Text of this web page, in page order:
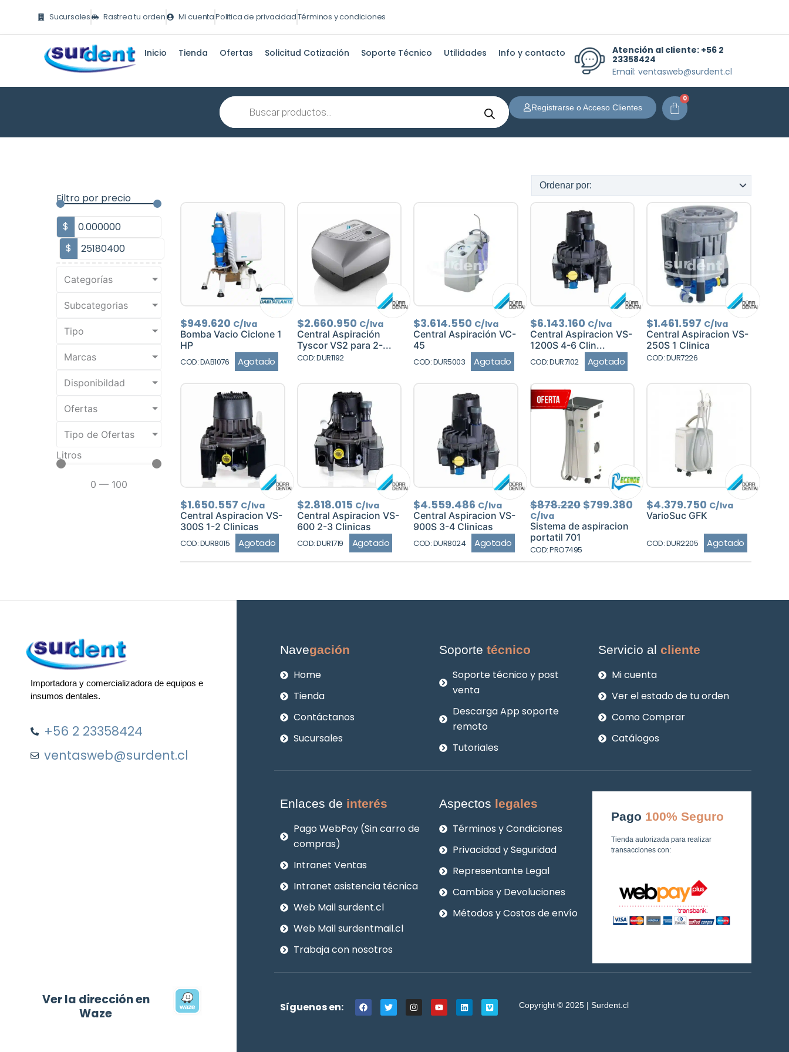
contenido
Sucursales Rastrea tu orden Mi cuentaPolitica de privacidadTérminos y condiciones
Inicio Tienda Ofertas Solicitud Cotización Soporte Técnico Utilidades Info y contacto Atención al cliente: +56 2
23358424
Email: ventasweb@surdent.cl
Búsqueda
de
productos
Registrarse o Acceso Clientes
0
Carrito
Filtro por precio
$
$
Categorías
Subcategorias
Tipo
Marcas
Disponibildad
Ofertas
Tipo de Ofertas
Litros
0— 100
$949.620 C/Iva
Bomba Vacio Ciclone 1
HP
COD: DAB1076 Agotado
$2.660.950 C/Iva
Central Aspiración
Tyscor VS2 para 2-...
COD: DUR1192
$3.614.550 C/Iva
Central Aspiración VC-
45
COD: DUR5003 Agotado
$6.143.160 C/Iva
Central Aspiracion VS-
1200S 4-6 Clin...
COD: DUR7102 Agotado
$1.461.597 C/Iva
Central Aspiracion VS-
250S 1 Clinica
COD: DUR7226
$1.650.557 C/Iva
Central Aspiracion VS-
300S 1-2 Clinicas
COD: DUR8015 Agotado
$2.818.015 C/Iva
Central Aspiracion VS-
600 2-3 Clinicas
COD: DUR1719 Agotado
$4.559.486 C/Iva
Central Aspiracion VS-
900S 3-4 Clinicas
COD: DUR8024 Agotado
$878.220 El
precio
original
era:
$799.380El
precio
$799.380.
C/Iva
Sistema de aspiracion
portatil 701
COD: PRO7495
$4.379.750 C/Iva
VarioSuc GFK
COD: DUR2205 Agotado
Importadora y comercializadora de equipos e
insumos dentales.
+56 2 23358424
ventasweb@surdent.cl
Ver la dirección en
Waze
Navegación
Home
Tienda
Contáctanos
Sucursales
Soportetécnico
Soporte técnico y post
venta
Descarga App soporte
remoto
Tutoriales
Servicio alcliente
Mi cuenta
Ver el estado de tu orden
Como Comprar
Catálogos
Enlaces de interés
Pago WebPay (Sin carro de
compras)
Intranet Ventas
Intranet asistencia técnica
Web Mail surdent.cl
Web Mail surdentmail.cl
Trabaja con nosotros
Aspectos legales
Términos y Condiciones
Privacidad y Seguridad
Representante Legal
Cambios y Devoluciones
Métodos y Costos de envío
Pago 100% Seguro
Tienda autorizada para realizar
transacciones con:
Síguenos en:
F
a
c
T
w
i
I
n
s
Y
o
u
L
i
n
V
i
m
Copyright © 2025 | Surdent.cl